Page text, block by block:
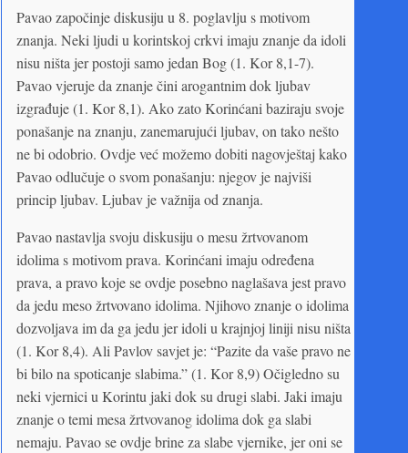
Pavao započinje diskusiju u 8. poglavlju s motivom
znanja. Neki ljudi u korintskoj crkvi imaju znanje da idoli
nisu ništa jer postoji samo jedan Bog (1. Kor 8,1-7).
Pavao vjeruje da znanje čini arogantnim dok ljubav
izgrađuje (1. Kor 8,1). Ako zato Korinćani baziraju svoje
ponašanje na znanju, zanemarujući ljubav, on tako nešto
ne bi odobrio. Ovdje već možemo dobiti nagovještaj kako
Pavao odlučuje o svom ponašanju: njegov je najviši
princip ljubav. Ljubav je važnija od znanja.
Pavao nastavlja svoju diskusiju o mesu žrtvovanom
idolima s motivom prava. Korinćani imaju određena
prava, a pravo koje se ovdje posebno naglašava jest pravo
da jedu meso žrtvovano idolima. Njihovo znanje o idolima
dozvoljava im da ga jedu jer idoli u krajnjoj liniji nisu ništa
(1. Kor 8,4). Ali Pavlov savjet je: “Pazite da vaše pravo ne
bi bilo na spoticanje slabima.” (1. Kor 8,9) Očigledno su
neki vjernici u Korintu jaki dok su drugi slabi. Jaki imaju
znanje o temi mesa žrtvovanog idolima dok ga slabi
nemaju. Pavao se ovdje brine za slabe vjernike, jer oni se